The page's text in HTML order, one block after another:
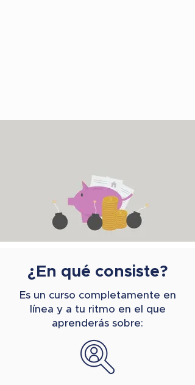
¿En qué consiste?
Es un curso completamente en
línea y a tu ritmo en el que
aprenderás sobre: